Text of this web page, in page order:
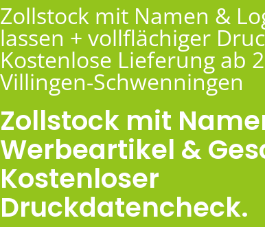
Zollstock mit Namen &
lassen + vollflächiger
Kostenlose Lieferung ab
Villingen-Schwenningen
Zollstock mit
Werbeartikel &
Kostenloser
Druckdatencheck.